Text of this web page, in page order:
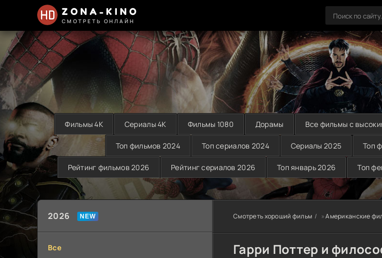
ZONA-KINO
СМОТРЕТЬ ОНЛАЙН
Фильмы 4K Сериалы 4K Фильмы 1080 Дорамы Все фильмы с
Топ фильмов 2024 Топ сериалов 2024 Сериалы 2025 Топ
Рейтинг фильмов 2026 Рейтинг сериалов 2026 Топ январь 2026 Топ
2026
Все
Смотреть хороший фильм »Американские
Гарри Поттер и